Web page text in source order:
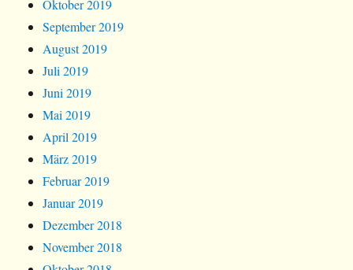
Oktober 2019
September 2019
August 2019
Juli 2019
Juni 2019
Mai 2019
April 2019
März 2019
Februar 2019
Januar 2019
Dezember 2018
November 2018